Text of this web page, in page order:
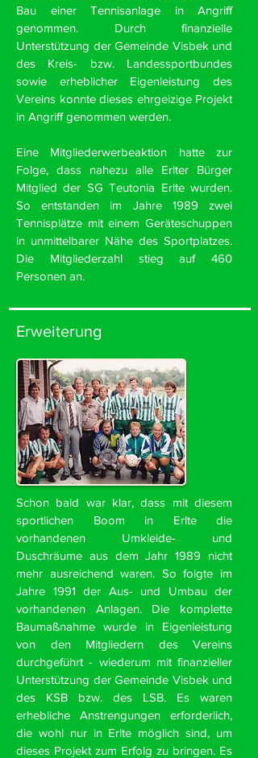
Bau einer Tennisanlage in Angriff
genommen. Durch finanzielle
Unterstützung der Gemeinde Visbek und
des Kreis- bzw. Landessportbundes
sowie erheblicher Eigenleistung des
Vereins konnte dieses ehrgeizige Projekt
in Angriff genommen werden.
Eine Mitgliederwerbeaktion hatte zur
Folge, dass nahezu alle Erlter Bürger
Mitglied der SG Teutonia Erlte wurden.
So entstanden im Jahre 1989 zwei
Tennisplätze mit einem Geräteschuppen
in unmittelbarer Nähe des Sportplatzes.
Die Mitgliederzahl stieg auf 460
Personen an.
Erweiterung
Schon bald war klar, dass mit diesem
sportlichen Boom in Erlte die
vorhandenen Umkleide- und
Duschräume aus dem Jahr 1989 nicht
mehr ausreichend waren. So folgte im
Jahre 1991 der Aus- und Umbau der
vorhandenen Anlagen. Die komplette
Baumaßnahme wurde in Eigenleistung
von den Mitgliedern des Vereins
durchgeführt - wiederum mit finanzieller
Unterstützung der Gemeinde Visbek und
des KSB bzw. des LSB. Es waren
erhebliche Anstrengungen erforderlich,
die wohl nur in Erlte möglich sind, um
dieses Projekt zum Erfolg zu bringen. Es